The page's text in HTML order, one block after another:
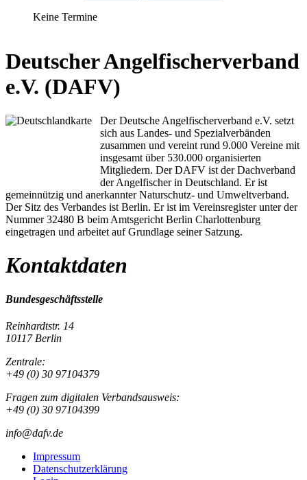
Keine Termine
Deutscher Angelfischerverband
e.V. (DAFV)
Der Deutsche Angelfischerverband e.V. setzt
sich aus Landes- und Spezialverbänden
zusammen und vereint rund 9.000 Vereine mit
insgesamt über 530.000 organisierten
Mitgliedern. Der DAFV ist der Dachverband
der Angelfischer in Deutschland. Er ist
gemeinnützig und anerkannter Naturschutz- und Umweltverband.
Der Sitz des Verbandes ist Berlin. Er ist im Vereinsregister unter der
Nummer 32480 B beim Amtsgericht Berlin Charlottenburg
eingetragen und arbeitet auf Grundlage seiner Satzung.
Kontaktdaten
Bundesgeschäftsstelle
Reinhardtstr. 14
10117 Berlin
Zentrale:
+49 (0) 30 97104379
Fragen zum digitalen Verbandsausweis:
+49 (0) 30 97104399
info@dafv.de
Impressum
Datenschutzerklärung